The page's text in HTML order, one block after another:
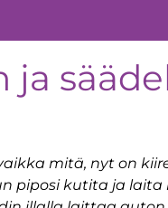
ja
mitä, nyt on
piposi kutita ja